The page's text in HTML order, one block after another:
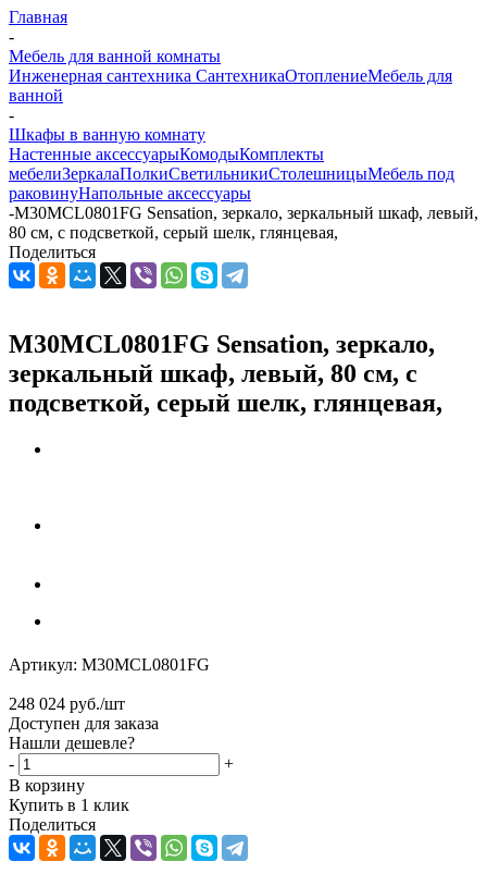
Главная
-
Мебель для ванной комнаты
Инженерная сантехника СантехникаОтоплениеМебель для
ванной
-
Шкафы в ванную комнату
Настенные аксессуарыКомодыКомплекты
мебелиЗеркалаПолкиСветильникиСтолешницыМебель под
раковинуНапольные аксессуары
-M30MCL0801FG Sensation, зеркало, зеркальный шкаф, левый,
80 см, с подсветкой, серый шелк, глянцевая,
Поделиться
M30MCL0801FG Sensation, зеркало,
зеркальный шкаф, левый, 80 см, с
подсветкой, серый шелк, глянцевая,
Артикул: M30MCL0801FG
248 024 руб./шт
Доступен для заказа
Нашли дешевле?
-
+
В корзину
Купить в 1 клик
Поделиться